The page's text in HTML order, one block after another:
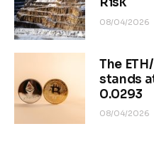
08/04/2026
The
stands
0.0293
08/04/2026